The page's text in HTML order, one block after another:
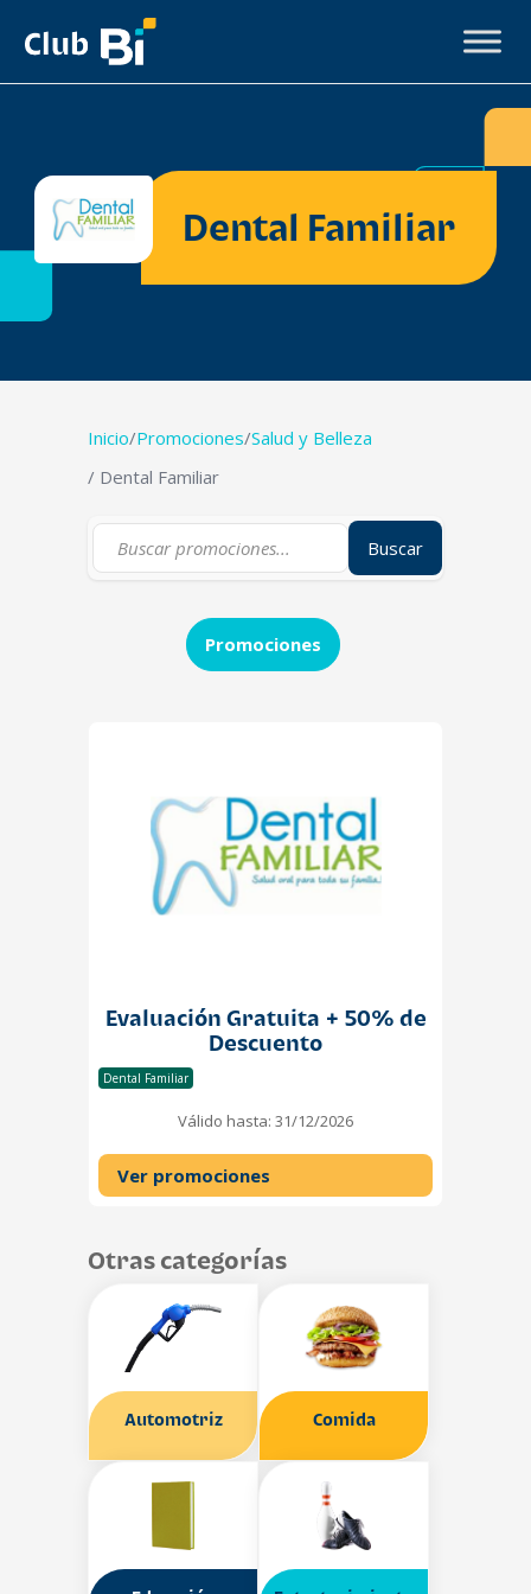
Dental Familiar
Inicio/Promociones/Salud y Belleza
/ Dental Familiar
Buscar
Promociones
Evaluación Gratuita + 50% de
Descuento
Dental Familiar
Válido hasta: 31/12/2026
Ver promociones
Otras categorías
Automotriz Comida